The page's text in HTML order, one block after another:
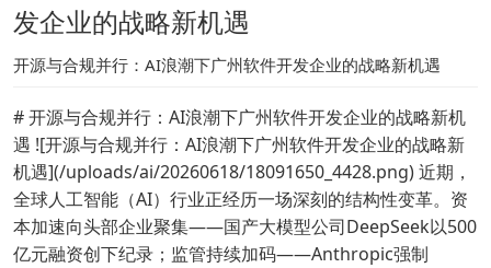
资讯中心
关于网景
发企业的战略新机遇
开源与合规并行：AI浪潮下广州软件开发企业的战略新机遇
# 开源与合规并行：AI浪潮下广州软件开发企业的战略新机
遇 ![开源与合规并行：AI浪潮下广州软件开发企业的战略新
机遇](/uploads/ai/20260618/18091650_4428.png) 近期，
全球人工智能（AI）行业正经历一场深刻的结构性变革。资
本加速向头部企业聚集——国产大模型公司DeepSeek以500
亿元融资创下纪录；监管持续加码——Anthropic强制